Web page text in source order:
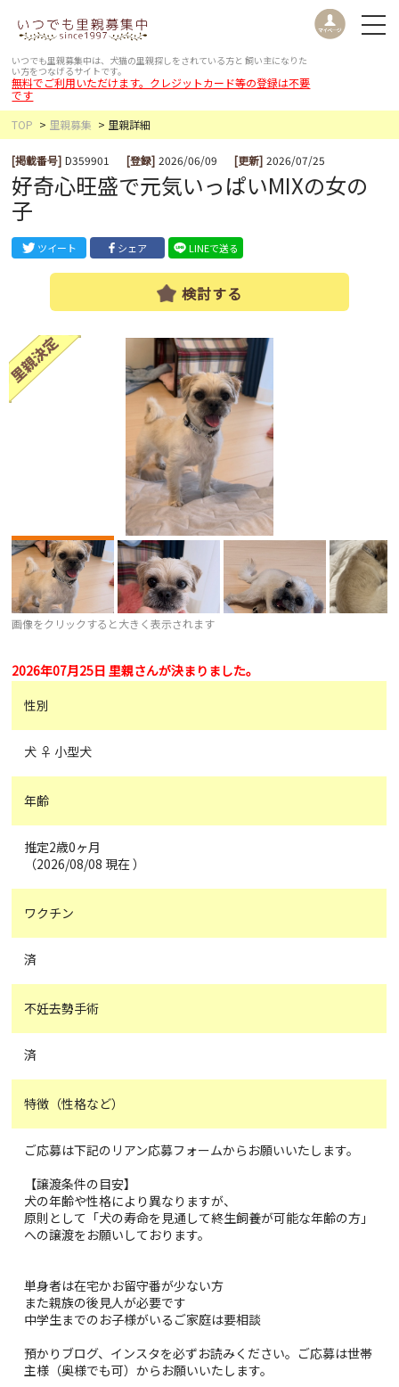
いつでも里親募集中は、犬猫の里親探しをされている方と 飼い主になりた
い方をつなげるサイトです。
無料でご利用いただけます。クレジットカード等の登録は不要
です
TOP
里親募集 里親詳細
[掲載番号] D359901 [登録] 2026/06/09 [更新] 2026/07/25
好奇心旺盛で元気いっぱいMIXの女の
子
ツイート シェア LINEで送る
検討する
画像をクリックすると大きく表示されます
2026年07月25日 里親さんが決まりました。
性別
犬 ♀ 小型犬
年齢
推定2歳0ヶ月
（2026/08/08 現在 ）
ワクチン
済
不妊去勢手術
済
特徴（性格など）
ご応募は下記のリアン応募フォームからお願いいたします。
【譲渡条件の目安】
犬の年齢や性格により異なりますが、
原則として「犬の寿命を見通して終生飼養が可能な年齢の方」
への譲渡をお願いしております。
単身者は在宅かお留守番が少ない方
また親族の後見人が必要です
中学生までのお子様がいるご家庭は要相談
預かりブログ、インスタを必ずお読みください。ご応募は世帯
主様（奥様でも可）からお願いいたします。